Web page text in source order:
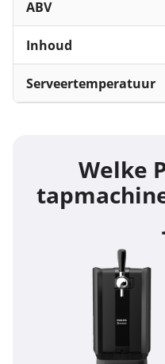
ABV
Inhoud
Serveertemperatuur
Welke